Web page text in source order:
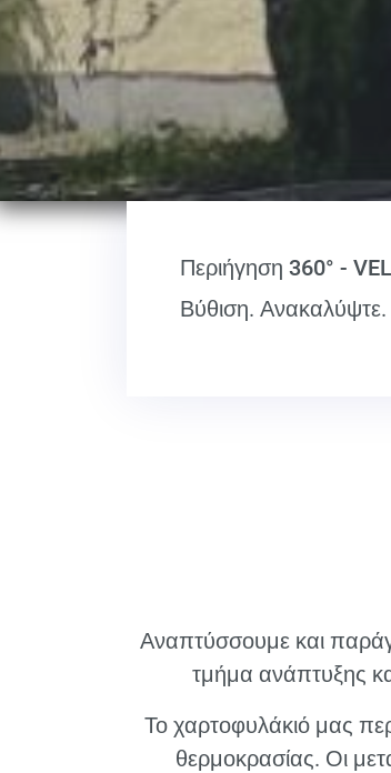
Περιήγηση 360° -
Βύθιση. Ανακαλύψτε.
Αναπτύσσουμε και
τμήμα ανάπτυξης
Το χαρτοφυλάκιό μας
θερμοκρασίας. Οι